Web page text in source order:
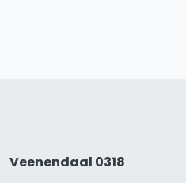
Veenendaal 0318